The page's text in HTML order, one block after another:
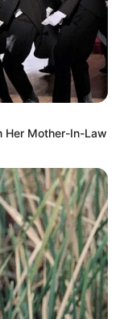
Her Mother-In-Law